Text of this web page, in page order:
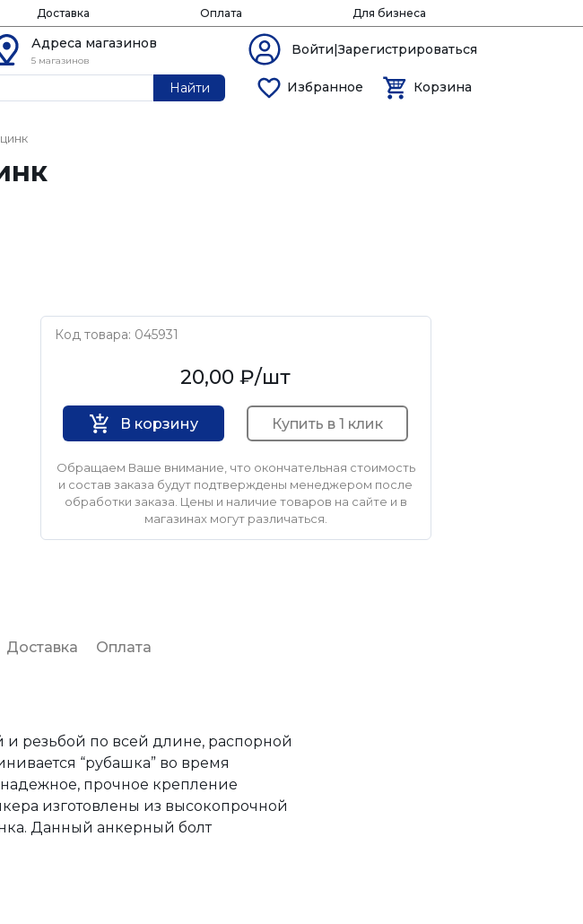
Доставка Оплата Для бизнеса
Адреса магазинов
5 магазинов
Войти|Зарегистрироваться
Найти Избранное Корзина
Код товара: 045931
20,00 ₽/шт
В корзину Купить в 1 клик
Обращаем Ваше внимание, что окончательная стоимость
и состав заказа будут подтверждены менеджером после
обработки заказа. Цены и наличие товаров на сайте и в
магазинах могут различаться.
Доставка Оплата
и резьбой по всей длине, распорной
“рубашка” во время
прочное крепление
изготовлены из высокопрочной
Данный анкерный болт